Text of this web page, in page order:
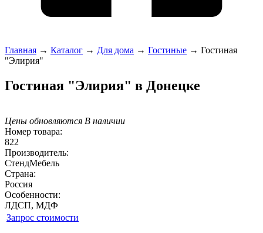
Главная → Каталог → Для дома → Гостиные → Гостиная
"Элирия"
Гостиная "Элирия" в Донецке
Цены обновляются В наличии
Номер товара:
822
Производитель:
СтендМебель
Страна:
Россия
Особенности:
ЛДСП, МДФ
Запрос стоимости